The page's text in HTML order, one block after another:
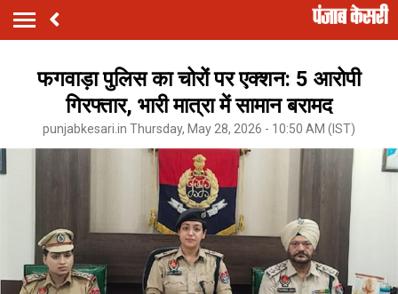
फगवाड़ा पुलिस का चोरों पर एक्शन: 5 आरोपी
गिरफ्तार, भारी मात्रा में सामान बरामद
punjabkesari.in Thursday, May 28, 2026 - 10:50 AM (IST)